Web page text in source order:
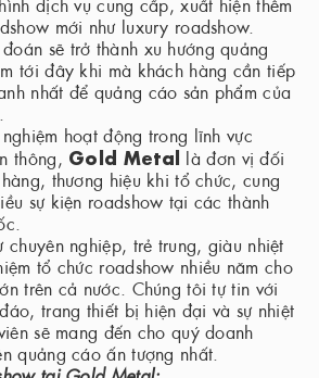
mới như luxury roadshow.
sẽ trở thành xu hướng quảng
tới đây khi mà khách hàng cần tiếp
nhất để quảng cáo sản phẩm của
hoạt động trong lĩnh vực
thông, Gold Metal là đơn vị đối
thương hiệu khi tổ chức, cung
sự kiện roadshow tại các thành
chuyên nghiệp, trẻ trung, giàu nhiệt
tổ chức roadshow nhiều năm cho
trên cả nước. Chúng tôi tự tin với
trang thiết bị hiện đại và sự nhiệt
sẽ mang đến cho quý doanh
quảng cáo ấn tượng nhất.